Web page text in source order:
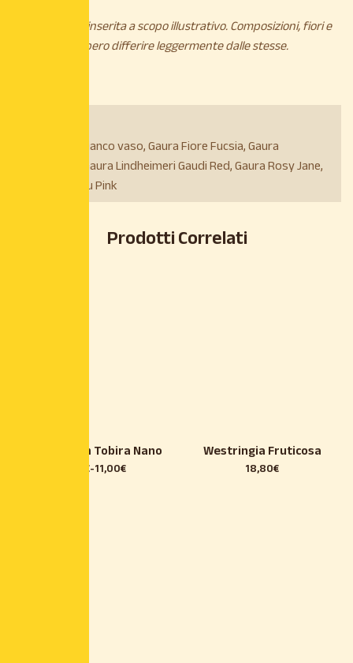
*L’immagine è inserita a scopo illustrativo. Composizioni, fiori e
piante potrebbero differire leggermente dalle stesse.
Gaura Fiore Bianco vaso, Gaura Fiore Fucsia, Gaura
Lindheimeri, Gaura Lindheimeri Gaudi Red, Gaura Rosy Jane,
Gaura Siskyou Pink
Prodotti Correlati
Pittosporum Tobira Nano
11,00€
-
€
Westringia Fruticosa
18,80€